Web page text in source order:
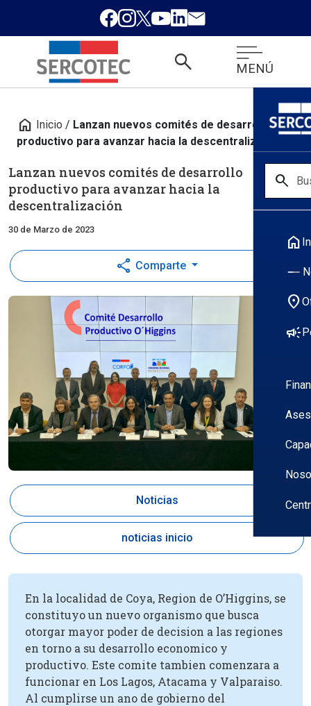
search MENÚ
search
home
location_on
campaign
home Inicio / Lanzan nuevos comités de desarrollo
productivo para avanzar hacia la descentralización
Lanzan nuevos comités de desarrollo
productivo para avanzar hacia la
descentralización
30 de Marzo de 2023
share Comparte
Noticias
noticias inicio
En la localidad de Coya, Region de O’Higgins, se
constituyo un nuevo organismo que busca
otorgar mayor poder de decision a las regiones
en torno a su desarrollo economico y
productivo. Este comite tambien comenzara a
funcionar en Los Lagos, Atacama y Valparaiso.
Al cumplirse un ano de gobierno del